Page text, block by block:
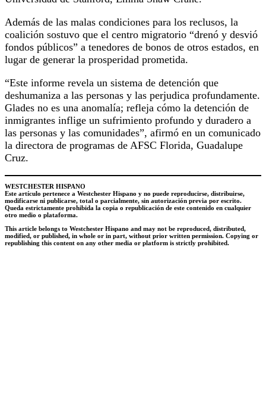
Además de las malas condiciones para los reclusos, la
coalición sostuvo que el centro migratorio “drenó y desvió
fondos públicos” a tenedores de bonos de otros estados, en
lugar de generar la prosperidad prometida.
“Este informe revela un sistema de detención que
deshumaniza a las personas y las perjudica profundamente.
Glades no es una anomalía; refleja cómo la detención de
inmigrantes inflige un sufrimiento profundo y duradero a
las personas y las comunidades”, afirmó en un comunicado
la directora de programas de AFSC Florida, Guadalupe
Cruz.
WESTCHESTER HISPANO
Este artículo pertenece a Westchester Hispano y no puede reproducirse, distribuirse,
modificarse ni publicarse, total o parcialmente, sin autorización previa por escrito.
Queda estrictamente prohibida la copia o republicación de este contenido en cualquier
otro medio o plataforma.
This article belongs to Westchester Hispano and may not be reproduced, distributed,
modified, or published, in whole or in part, without prior written permission. Copying or
republishing this content on any other media or platform is strictly prohibited.